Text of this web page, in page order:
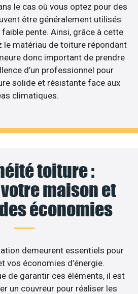
le cas où vous optez pour des
être généralement utilisés
pente. Ainsi, grâce à cette
le matériau de toiture répondant
donc important de prendre
d’un professionnel pour
solide et résistante face aux
climatiques.
toiture :
maison et
économies
demeurent essentiels pour
vos économies d’énergie.
de garantir ces éléments, il est
un couvreur pour réaliser les